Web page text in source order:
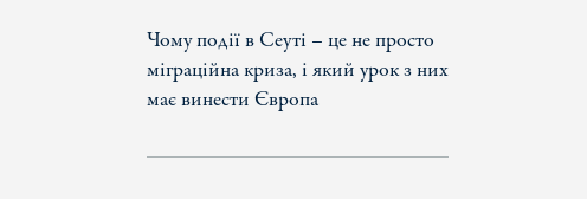
Чому події в Сеуті – це не просто
міграційна криза, і який урок з них
має винести Європа